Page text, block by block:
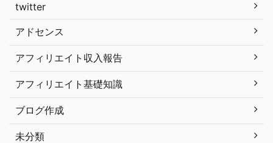
twitter
アドセンス
アフィリエイト収入報告
アフィリエイト基礎知識
ブログ作成
未分類